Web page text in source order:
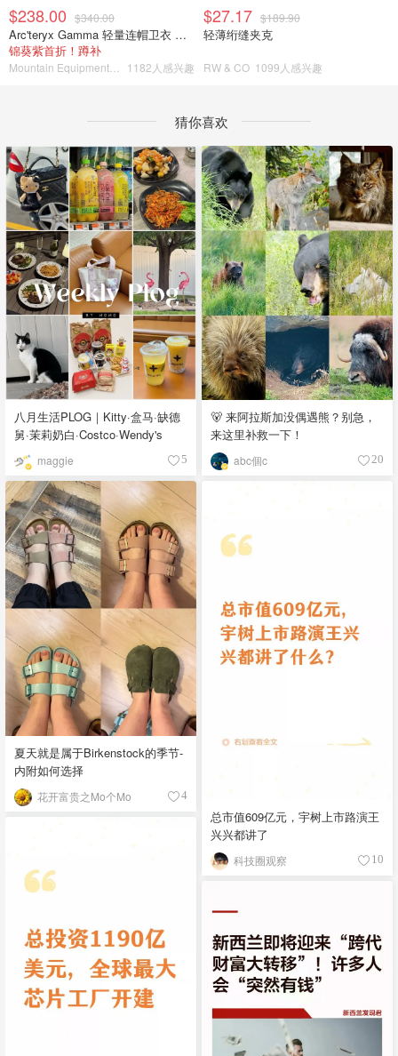
$238.00 $340.00
Arc'teryx Gamma 轻量连帽卫衣 女款
锦葵紫首折！蹲补
1182人感兴趣
$27.17 $189.90
轻薄绗缝夹克
RW & CO 1099人感兴趣
猜你喜欢
八月生活PLOG｜Kitty·盒马·缺德
舅·茉莉奶白·Costco·Wendy's
maggie 5
🐻 来阿拉斯加没偶遇熊？别急，
来这里补救一下！
abc個c 20
夏天就是属于Birkenstock的季节-
内附如何选择
花开富贵之Mo个Mo 4
总市值609亿元，宇树上市路演王
兴兴都讲了
科技圈观察 10